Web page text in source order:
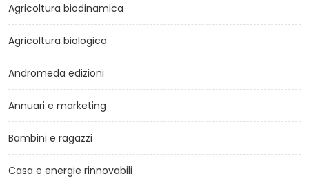
Agricoltura biodinamica
Agricoltura biologica
Andromeda edizioni
Annuari e marketing
Bambini e ragazzi
Casa e energie rinnovabili